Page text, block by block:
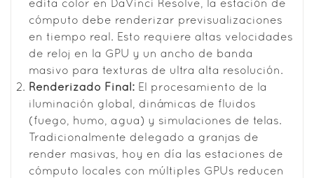
edita color en DaVinci Resolve, la estación de
cómputo debe renderizar previsualizaciones
en tiempo real. Esto requiere altas velocidades
de reloj en la GPU y un ancho de banda
masivo para texturas de ultra alta resolución.
Renderizado Final: El procesamiento de la
iluminación global, dinámicas de fluidos
(fuego, humo, agua) y simulaciones de telas.
Tradicionalmente delegado a granjas de
render masivas, hoy en día las estaciones de
cómputo locales con múltiples GPUs reducen